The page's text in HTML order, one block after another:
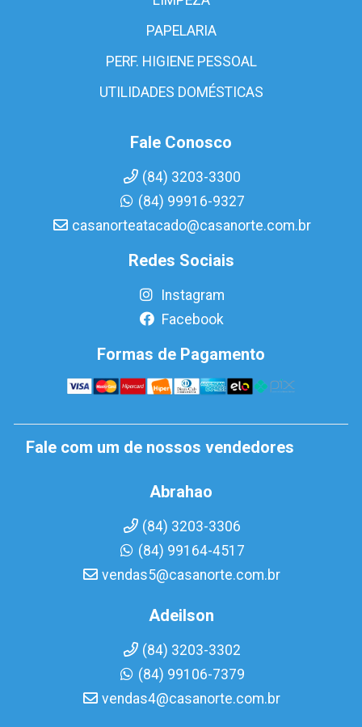
PAPELARIA
PERF. HIGIENE PESSOAL
UTILIDADES DOMÉSTICAS
Fale Conosco
(84) 3203-3300
(84) 99916-9327
casanorteatacado@casanorte.com.br
Redes Sociais
Instagram
Facebook
Formas de Pagamento
Fale com um de nossos vendedores
Abrahao
(84) 3203-3306
(84) 99164-4517
vendas5@casanorte.com.br
Adeilson
(84) 3203-3302
(84) 99106-7379
vendas4@casanorte.com.br